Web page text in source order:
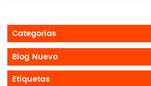
Categorías
Blog Nuevo
Etiquetas